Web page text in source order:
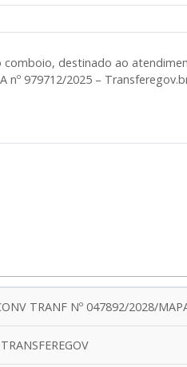
destinado ao
979712/2025 –
TRANF Nº 047892/2028/